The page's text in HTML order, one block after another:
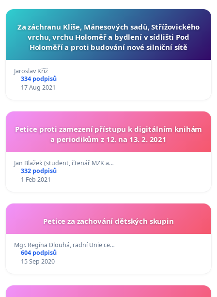
Za záchranu Klíše, Mánesových sadů, Střížovického
vrchu, vrchu Holoměř a bydlení v sídlišti Pod
Holoměří a proti budování nové silniční sítě
Jaroslav Kříž
334 podpisů
17 Aug 2021
Petice proti zamezení přístupu k digitálním knihám
a periodikům z 12. na 13. 2. 2021
Jan Blažek (student, čtenář MZK a…
332 podpisů
1 Feb 2021
Petice za zachování dětských skupin
Mgr. Regína Dlouhá, radní Unie ce…
604 podpisů
15 Sep 2020